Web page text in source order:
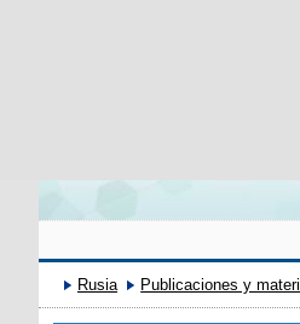
Rusia Publicaciones y